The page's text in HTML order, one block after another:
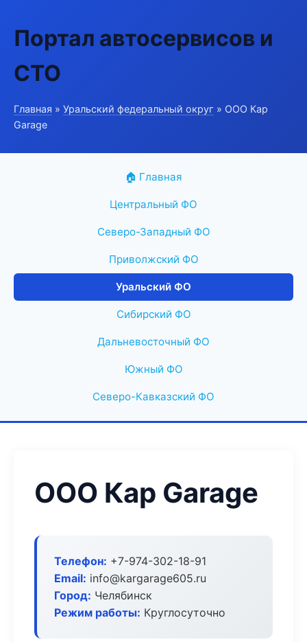
Портал автосервисов и
СТО
Главная » Уральский федеральный округ » ООО Кар
Garage
🏠 Главная
Центральный ФО
Северо-Западный ФО
Приволжский ФО
Уральский ФО
Сибирский ФО
Дальневосточный ФО
Южный ФО
Северо-Кавказский ФО
ООО Кар Garage
Телефон: +7-974-302-18-91
Email: info@kargarage605.ru
Город: Челябинск
Режим работы: Круглосуточно